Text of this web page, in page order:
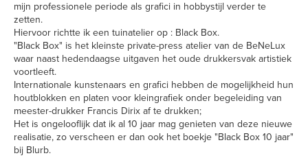
mijn professionele periode als grafici in hobbystijl verder te
zetten.
Hiervoor richtte ik een tuinatelier op : Black Box.
"Black Box" is het kleinste private-press atelier van de BeNeLux
waar naast hedendaagse uitgaven het oude drukkersvak artistiek
voortleeft.
Internationale kunstenaars en grafici hebben de mogelijkheid hun
houtblokken en platen voor kleingrafiek onder begeleiding van
meester-drukker Francis Dirix af te drukken;
Het is ongelooflijk dat ik al 10 jaar mag genieten van deze nieuwe
realisatie, zo verscheen er dan ook het boekje "Black Box 10 jaar"
bij Blurb.